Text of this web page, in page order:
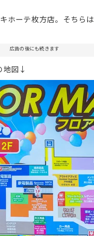
ホーテ枚方店。そちらは
広告の後にも続きます
地図↓